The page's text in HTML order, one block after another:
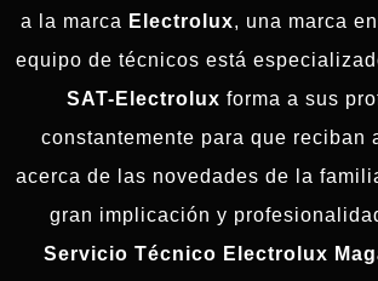
a la marca Electrolux, una marca
equipo de técnicos está
SAT-Electrolux forma a sus
constantemente para que reciban
acerca de las novedades de la
gran implicación y
Servicio Técnico Electrolux